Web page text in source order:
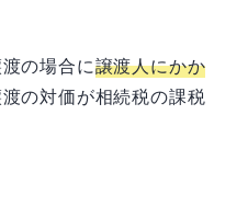
の場合に譲渡人にかか
の対価が相続税の課税